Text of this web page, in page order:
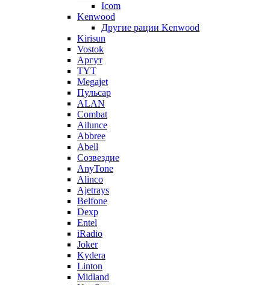
Icom
Kenwood
Другие рации Kenwood
Kirisun
Vostok
Аргут
TYT
Megajet
Пульсар
ALAN
Combat
Ailunce
Abbree
Abell
Созвездие
AnyTone
Alinco
Ajetrays
Belfone
Dexp
Entel
iRadio
Joker
Kydera
Linton
Midland